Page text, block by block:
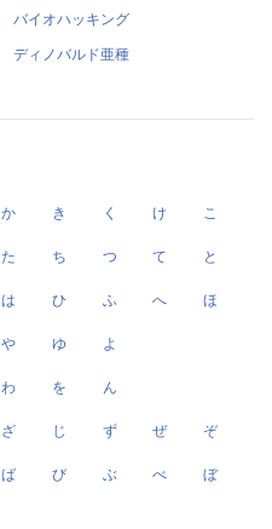
バイオハッキング
ディノバルド亜種
か き く け こ
た ち つ て と
は ひ ふ へ ほ
や ゆ よ
わ を ん
ざ じ ず ぜ ぞ
ば び ぶ べ ぼ